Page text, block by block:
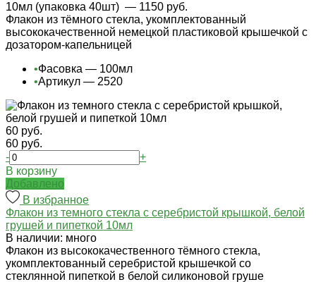
10мл (упаковка 40шт) — 1150 руб.
Флакон из тёмного стекла, укомплектованный
высококачественной немецкой пластиковой крышечкой с
дозатором-капельницей
•Фасовка — 100мл
•Артикул — 2520
60 руб.
60 руб.
-
+
В корзину
Добавлено
В избранное
Флакон из темного стекла с серебристой крышкой, белой
грушей и пипеткой 10мл
В наличии: много
Флакон из высококачественного тёмного стекла,
укомплектованный серебристой крышечкой со
стеклянной пипеткой в белой силиконовой груше